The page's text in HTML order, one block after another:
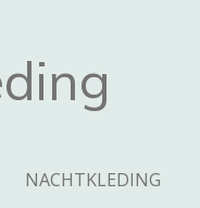
NACHTKLEDING